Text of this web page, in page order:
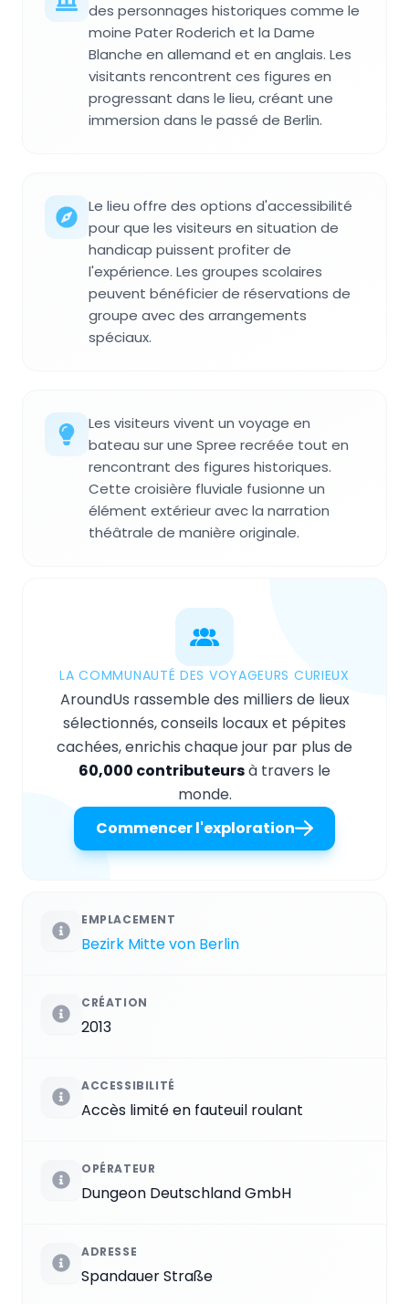
des personnages historiques comme le
moine Pater Roderich et la Dame
Blanche en allemand et en anglais. Les
visitants rencontrent ces figures en
progressant dans le lieu, créant une
immersion dans le passé de Berlin.
Le lieu offre des options d'accessibilité
pour que les visiteurs en situation de
handicap puissent profiter de
l'expérience. Les groupes scolaires
peuvent bénéficier de réservations de
groupe avec des arrangements
spéciaux.
Les visiteurs vivent un voyage en
bateau sur une Spree recréée tout en
rencontrant des figures historiques.
Cette croisière fluviale fusionne un
élément extérieur avec la narration
théâtrale de manière originale.
LA COMMUNAUTÉ DES VOYAGEURS CURIEUX
AroundUs rassemble des milliers de lieux
sélectionnés, conseils locaux et pépites
cachées, enrichis chaque jour par plus de
60,000 contributeursà travers le
monde.
Commencer l'exploration
EMPLACEMENT
Bezirk Mitte von Berlin
CRÉATION
2013
ACCESSIBILITÉ
Accès limité en fauteuil roulant
OPÉRATEUR
Dungeon Deutschland GmbH
ADRESSE
Spandauer Straße